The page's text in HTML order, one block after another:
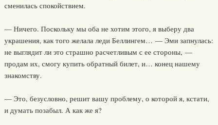
сменилась спокойствием.
— Ничего. Поскольку мы оба не хотим этого, я выберу два
украшения, как того желала леди Беллингем… — Эми запнулась:
не выглядит ли это страшно расчетливым с ее стороны, —
продам их, смогу купить обратный билет, и… конец нашему
знакомству.
— Это, безусловно, решит вашу проблему, о которой я, кстати,
и думать позабыл. А как же я?